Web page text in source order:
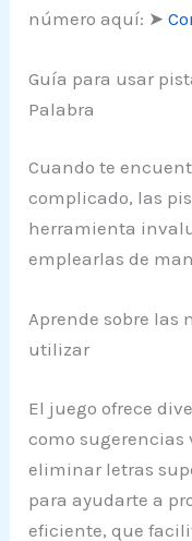
número aquí: ➤
Guía para usar
Palabra
Cuando te
complicado, las
herramienta
emplearlas de
Aprende sobre las
utilizar
El juego ofrece
como sugerencias
eliminar letras
para ayudarte a
eficiente, que